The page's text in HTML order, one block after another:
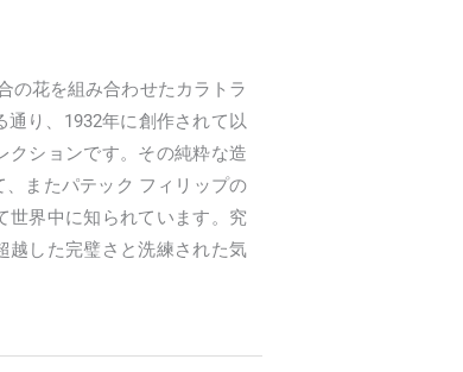
の花を組み合わせたカラトラ
り、1932年に創作されて以
クションです。その純粋な造
またパテック フィリップの
世界中に知られています。究
越した完璧さと洗練された気